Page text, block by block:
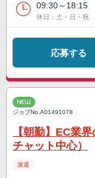
09:30～18:15
休日：土・日・祝
応募する
NEW
ジョブNo.A01491078
【朝勤】EC業
チャット中心）
派遣